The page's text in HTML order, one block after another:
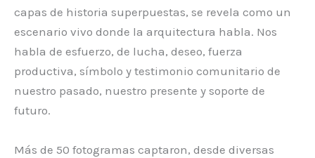
capas de historia superpuestas, se revela como un
escenario vivo donde la arquitectura habla. Nos
habla de esfuerzo, de lucha, deseo, fuerza
productiva, símbolo y testimonio comunitario de
nuestro pasado, nuestro presente y soporte de
futuro.
Más de 50 fotogramas captaron, desde diversas